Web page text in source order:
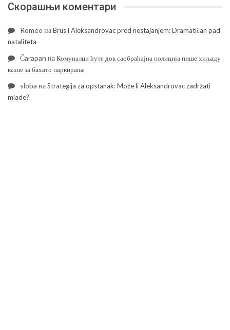
Скорашњи коментари
Romeo наBrus i Aleksandrovac pred nestajanjem: Dramatičan pad
nataliteta
Čarapan наКомуналци ћуте док саобраћајна полиција пише хиљаду
казне за бахато паркирање
sloba наStrategija za opstanak: Može li Aleksandrovac zadržati
mlade?